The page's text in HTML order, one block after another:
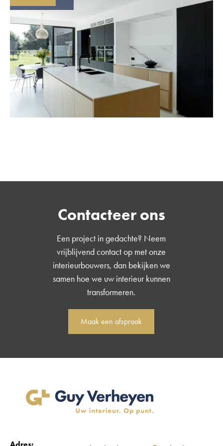
Contacteer ons
Een project in gedachte? Neem
vrijblijvend contact op met onze
interieurbouwers, dan bekijken we
samen hoe we uw interieur kunnen
transformeren.
Maak een afspraak